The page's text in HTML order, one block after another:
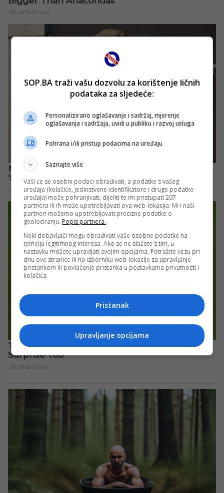
SOP.BA traži vašu dozvolu za korištenje ličnih
podataka za sljedeće:
Personalizirano oglašavanje i sadržaj, mjerenje
oglašavanja i sadržaja, uvidi u publiku i razvoj usluga
Pohrana i/ili pristup podacima na uređaju
Saznajte više
Vaši će se osobni podaci obrađivati, a podatke s vašeg
uređaja (kolačiće, jedinstvene identifikatore i druge podatke
uređaja) može pohranjivati, dijeliti te im pristupati 207
partnera ili ih može upotrebljavati ova web-lokacija. Mi i naši
partneri možemo upotrebljavati precizne podatke o
geolociranju. Popis partnera.
Neki dobavljači mogu obrađivati vaše osobne podatke na
temelju legitimnog interesa. Ako se ne slažete s tim, u
nastavku možete upravljati svojim opcijama. Potražite vezu pri
dnu ove stranice ili na izborniku web-lokacije za upravljanje
pristankom ili povlačenje pristanka u postavkama privatnosti i
kolačića.
Pristanak
Upravljanje opcijama